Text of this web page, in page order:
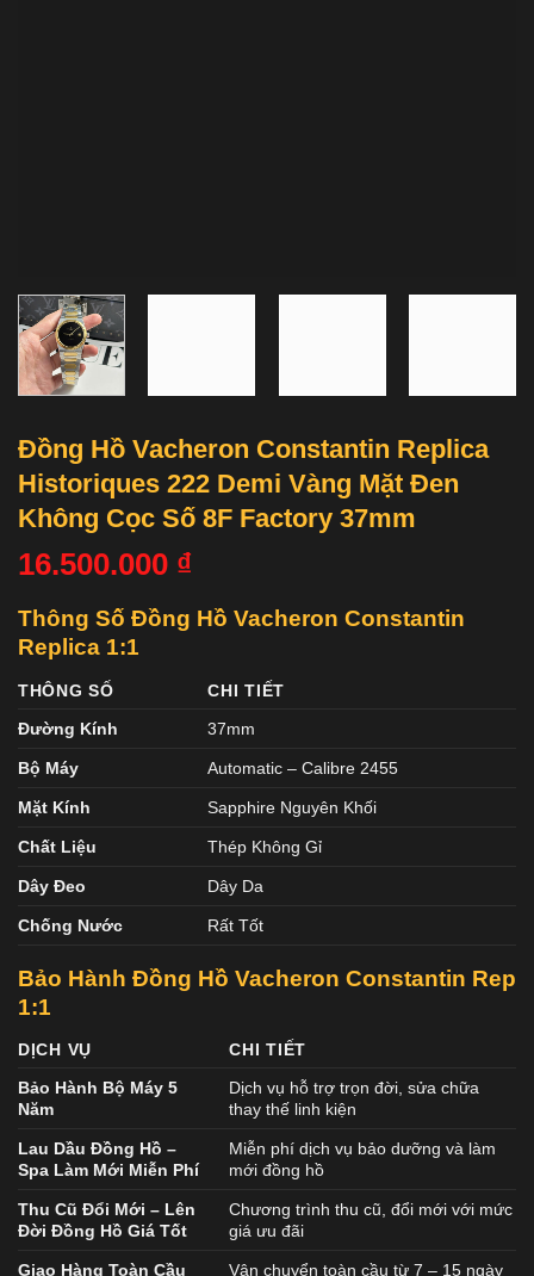
Đồng Hồ Vacheron Constantin Replica
Historiques 222 Demi Vàng Mặt Đen
Không Cọc Số 8F Factory 37mm
16.500.000 ₫
Thông Số Đồng Hồ Vacheron Constantin
Replica 1:1
THÔNG SỐ
CHI TIẾT
Đường Kính
37mm
Bộ Máy Automatic – Calibre 2455
Mặt Kính Sapphire Nguyên Khối
Chất Liệu Thép Không Gỉ
Dây Đeo Dây Da
Chống Nước Rất Tốt
Bảo Hành Đồng Hồ Vacheron Constantin Rep
1:1
DỊCH VỤ
CHI TIẾT
Bảo Hành Bộ Máy 5
Năm
Dịch vụ hỗ trợ trọn đời, sửa chữa
thay thế linh kiện
Lau Dầu Đồng Hồ –
Spa Làm Mới Miễn Phí
Miễn phí dịch vụ bảo dưỡng và làm
mới đồng hồ
Thu Cũ Đổi Mới – Lên
Đời Đồng Hồ Giá Tốt
Chương trình thu cũ, đổi mới với mức
giá ưu đãi
Giao Hàng Toàn Cầu Vận chuyển toàn cầu từ 7 – 15 ngày